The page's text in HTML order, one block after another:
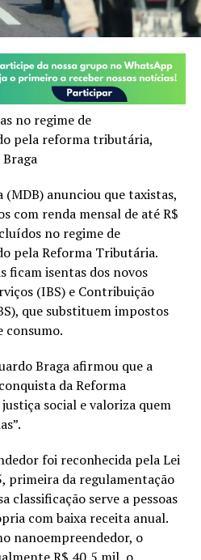
no regime de
pela reforma tributária,
(MDB) anunciou que taxistas,
com renda mensal de até R$
no regime de
pela Reforma Tributária.
ficam isentas dos novos
(IBS) e Contribuição
que substituem impostos
consumo.
Braga afirmou que a
da Reforma
social e valoriza quem
foi reconhecida pela Lei
primeira da regulamentação
classificação serve a pessoas
com baixa receita anual.
nanoempreendedor, o